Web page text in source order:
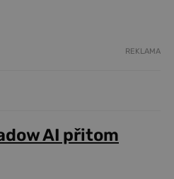
REKLAMA
AI přitom